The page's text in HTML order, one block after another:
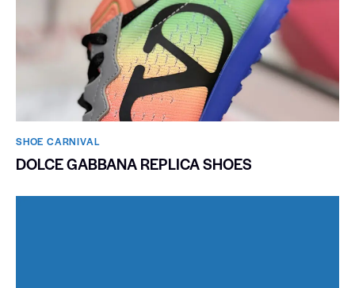
SHOE CARNIVAL​
DOLCE GABBANA REPLICA SHOES